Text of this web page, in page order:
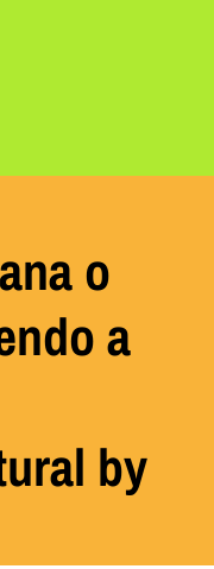
o
a
by